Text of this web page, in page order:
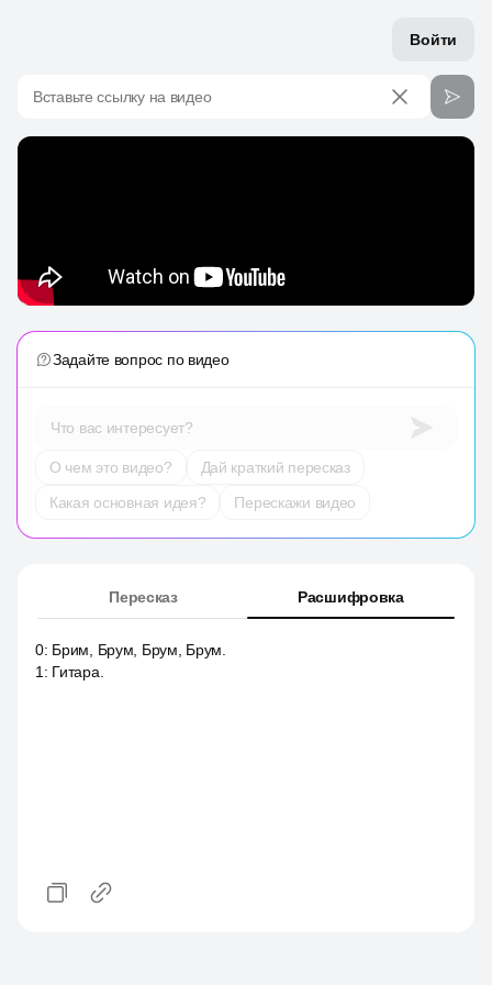
Войти
Вставьте ссылку на видео
Задайте вопрос по видео
Что вас интересует?
О чем это видео?
Дай краткий пересказ
Какая основная идея?
Перескажи видео
Пересказ Расшифровка
0: Брим, Брум, Брум, Брум.
1 : Гитара.